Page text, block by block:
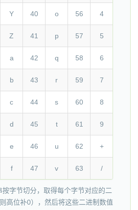
Y 40 o 56 4
Z 41 p 57 5
a 42 q 58 6
b 43 r 59 7
c 44 s 60 8
d 45 t 61 9
e 46 u 62 +
f 47 v 63 /
字节切分，取得每个字节对应的二
高位补0），然后将这些二进制数值